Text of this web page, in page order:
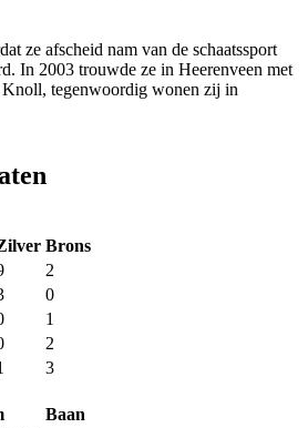
ze afscheid nam van de schaatssport
In 2003 trouwde ze in Heerenveen met
Knoll, tegenwoordig wonen zij in
Brons
2
0
1
2
3
Baan